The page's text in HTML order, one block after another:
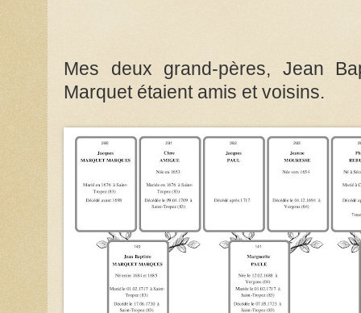
Mes deux grand-pères, Jean
Marquet étaient amis et voisins.